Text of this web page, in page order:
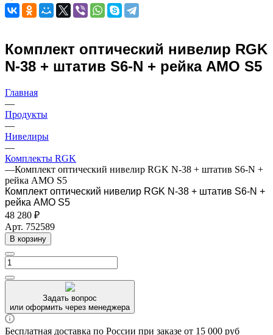
Комплект оптический нивелир RGK
N-38 + штатив S6-N + рейка AMO S5
Главная
—
Продукты
—
Нивелиры
—
Комплекты RGK
—Комплект оптический нивелир RGK N-38 + штатив S6-N +
рейка AMO S5
Комплект оптический нивелир RGK N-38 + штатив S6-N +
рейка AMO S5
48 280 ₽
Арт. 752589
В корзину
Задать вопрос
или оформить через менеджера
Бесплатная доставка по России при заказе от 15 000 руб